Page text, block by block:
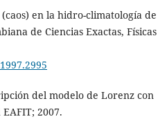
en la hidro-climatología de
de Ciencias Exactas, Físicas
del modelo de Lorenz con
2007.